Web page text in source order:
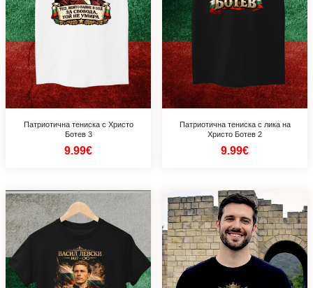
Патриотична тениска с Христо
Ботев 3
9.99€
Патриотична тениска с лика на
Христо Ботев 2
9.99€